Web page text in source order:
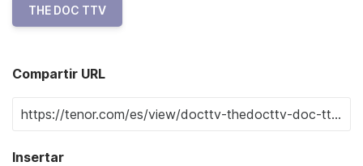
THE DOC TTV
Compartir URL
Insertar